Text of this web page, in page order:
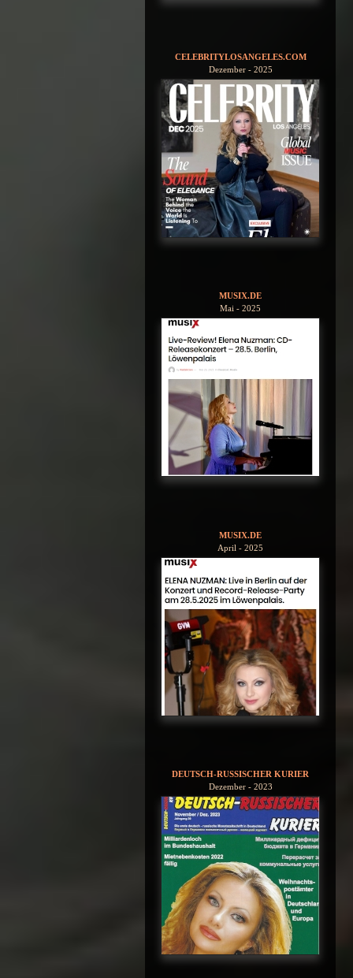
CELEBRITYLOSANGELES.COM
Dezember - 2025
MUSIX.DE
Mai - 2025
MUSIX.DE
April - 2025
DEUTSCH-RUSSISCHER KURIER
Dezember - 2023